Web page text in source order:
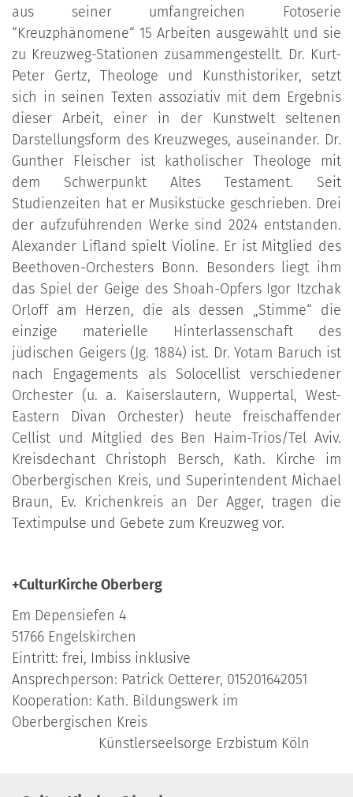
aus seiner umfangreichen Fotoserie
“Kreuzphänomene“ 15 Arbeiten ausgewählt und sie
zu Kreuzweg-Stationen zusammengestellt. Dr. Kurt-
Peter Gertz, Theologe und Kunsthistoriker, setzt
sich in seinen Texten assoziativ mit dem Ergebnis
dieser Arbeit, einer in der Kunstwelt seltenen
Darstellungsform des Kreuzweges, auseinander. Dr.
Gunther Fleischer ist katholischer Theologe mit
dem Schwerpunkt Altes Testament. Seit
Studienzeiten hat er Musikstücke geschrieben. Drei
der aufzuführenden Werke sind 2024 entstanden.
Alexander Lifland spielt Violine. Er ist Mitglied des
Beethoven-Orchesters Bonn. Besonders liegt ihm
das Spiel der Geige des Shoah-Opfers Igor Itzchak
Orloff am Herzen, die als dessen „Stimme“ die
einzige materielle Hinterlassenschaft des
jüdischen Geigers (Jg. 1884) ist. Dr. Yotam Baruch ist
nach Engagements als Solocellist verschiedener
Orchester (u. a. Kaiserslautern, Wuppertal, West-
Eastern Divan Orchester) heute freischaffender
Cellist und Mitglied des Ben Haim-Trios/Tel Aviv.
Kreisdechant Christoph Bersch, Kath. Kirche im
Oberbergischen Kreis, und Superintendent Michael
Braun, Ev. Krichenkreis an Der Agger, tragen die
Textimpulse und Gebete zum Kreuzweg vor.
+CulturKirche Oberberg
Em Depensiefen 4
51766 Engelskirchen
Eintritt: frei, Imbiss inklusive
Ansprechperson: Patrick Oetterer, 015201642051
Kooperation: Kath. Bildungswerk im
Oberbergischen Kreis
Künstlerseelsorge Erzbistum Köln